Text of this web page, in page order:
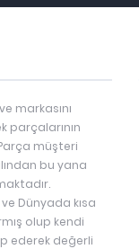
markasını
parçalarının
müşteri
bu yana
Dünyada kısa
olup kendi
ederek değerli